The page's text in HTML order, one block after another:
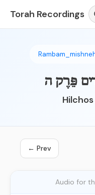
Torah Recordings
← Prev
Audio for